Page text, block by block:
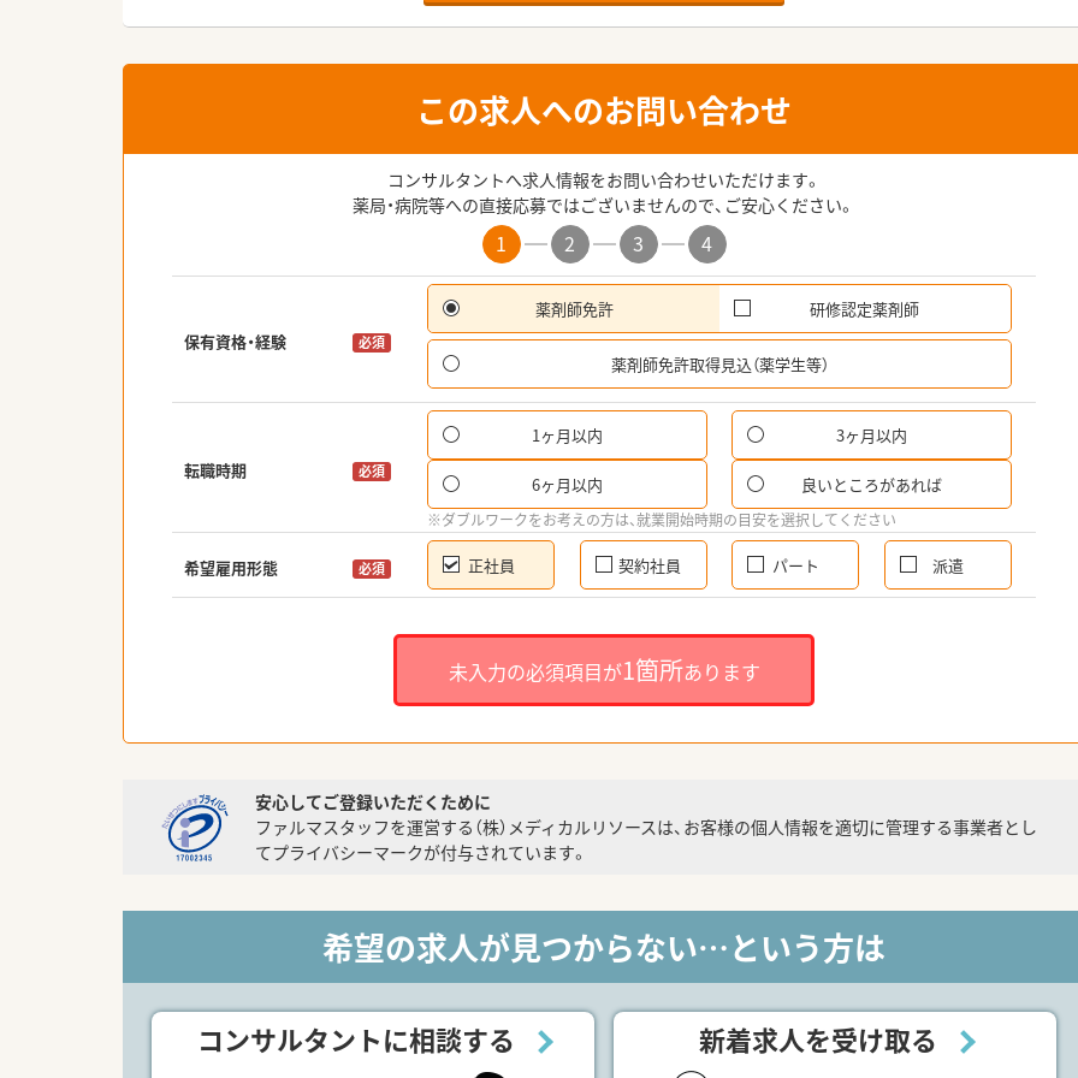
この求人へのお問い合わせ
コンサルタントへ求人情報をお問い合わせいただけます。
薬局・病院等への直接応募ではございませんので、ご安心ください。
1 2 3 4
保有資格・経験 必須
薬剤師免許 研修認定薬剤師
薬剤師免許取得見込（薬学生等）
転職時期 必須
1ヶ月以内 3ヶ月以内
6ヶ月以内 良いところがあれば
※ダブルワークをお考えの方は、就業開始時期の目安を選択してください
希望雇用形態 必須 正社員 契約社員 パート 派遣
未入力の必須項目が1箇所あります
安心してご登録いただくために
ファルマスタッフを運営する（株）メディカルリソースは、お客様の個人情報を適切に管理する事業者とし
てプライバシーマークが付与されています。
希望の求人が見つからない…という方は
コンサルタントに相談する 新着求人を受け取る